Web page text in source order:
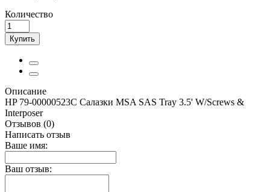
Количество
Купить
Описание
HP 79-00000523C Салазки MSA SAS Tray 3.5' W/Screws &
Interposer
Отзывов (0)
Написать отзыв
Ваше имя:
Ваш отзыв: